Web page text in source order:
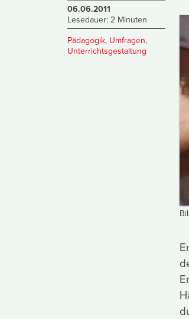
06.06.2011
Lesedauer: 2 Minuten
Pädagogik, Umfragen,
Unterrichtsgestaltung